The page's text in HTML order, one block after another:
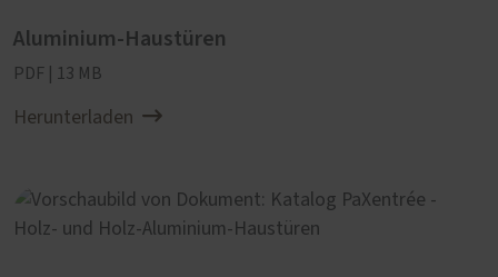
Aluminium-Haustüren
PDF | 13 MB
Herunterladen